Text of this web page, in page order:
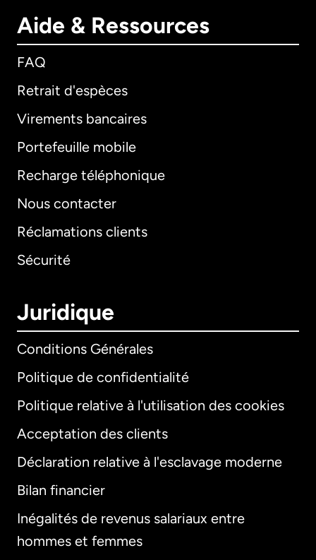
Aide & Ressources
FAQ
Retrait d'espèces
Virements bancaires
Portefeuille mobile
Recharge téléphonique
Nous contacter
Réclamations clients
Sécurité
Juridique
Conditions Générales
Politique de confidentialité
Politique relative à l'utilisation des cookies
Acceptation des clients
Déclaration relative à l'esclavage moderne
Bilan financier
Inégalités de revenus salariaux entre
hommes et femmes
International